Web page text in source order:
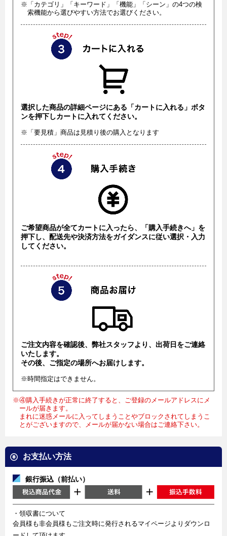
※「カテゴリ」「キーワード」「機能」「シーン」の4つの検
索機能から選びやすい方法でお選びください。
選択した商品の詳細ページにある「カートに入れる」ボタ
ンを押下しカートに入れてください。
※「要見積」商品は見積り後の購入となります
ご希望商品が全てカートに入ったら、「購入手続きへ」を
押下し、配送先や決済方法をガイダンスに従い選択・入力
してください。
ご注文内容を確認後、弊社スタッフより、出荷日をご連絡
いたします。
その後、ご指定の場所へお届けします。
※時間指定はできません。
※④購入手続きが正常に終了すると、ご登録のメールアドレスにメ
ールが届きます。
まれに迷惑メールに入ってしまうことやブロックされてしまうこ
とがございますので、メールが届かない場合はご連絡下さい。
お支払い方法
銀行振込（前払い）
・領収書について
会員様も非会員様もご注文時に発行されるマイページよりダウンロ